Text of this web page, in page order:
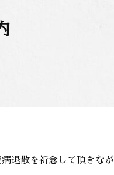
退散を祈念して頂きなが